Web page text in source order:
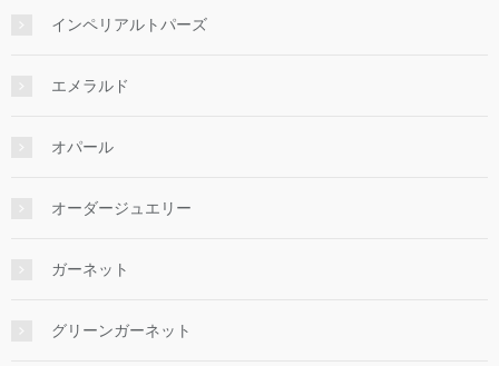
インペリアルトパーズ
エメラルド
オパール
オーダージュエリー
ガーネット
グリーンガーネット